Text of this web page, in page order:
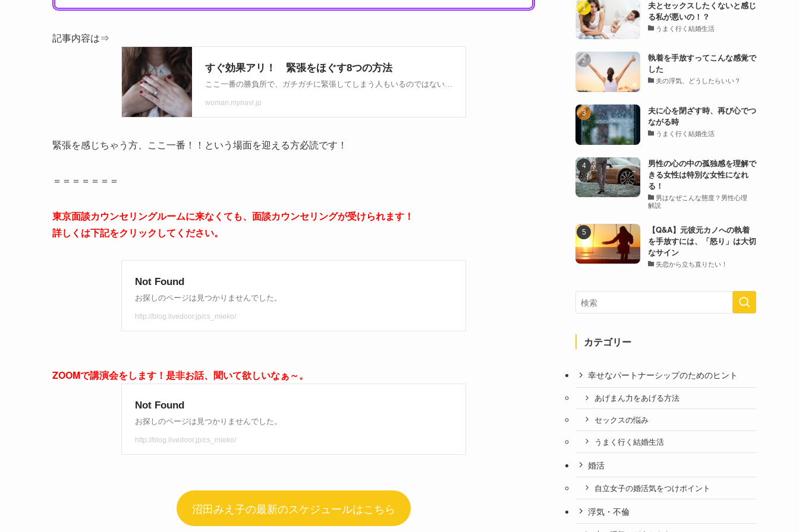
記事内容は⇒
緊張を感じちゃう方、ここ一番！！という場面を迎える方必読です！
＝＝＝＝＝＝＝
東京面談カウンセリングルームに来なくても、面談カウンセリングが受けられます！
詳しくは下記をクリックしてください。
ZOOMで講演会をします！是非お話、聞いて欲しいなぁ～。
沼田みえ子の最新のスケジュールはこちら
夫とセックスしたくないと感じ
る私が悪いの！？
うまく行く結婚生活
執着を手放すってこんな感覚で
した
夫の浮気、どうしたらいい？
夫に心を閉ざす時、再び心でつ
ながる時
うまく行く結婚生活
男性の心の中の孤独感を理解で
きる女性は特別な女性になれ
る！
男はなぜこんな態度？男性心理
解説
【Q&A】元彼元カノへの執着
を手放すには、「怒り」は大切
なサイン
失恋から立ち直りたい！
カテゴリー
幸せなパートナーシップのためのヒント
あげまん力をあげる方法
セックスの悩み
うまく行く結婚生活
婚活
自立女子の婚活気をつけポイント
浮気・不倫